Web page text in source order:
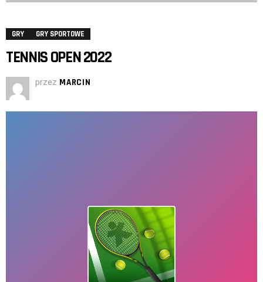
GRY GRY SPORTOWE
TENNIS OPEN 2022
przez MARCIN